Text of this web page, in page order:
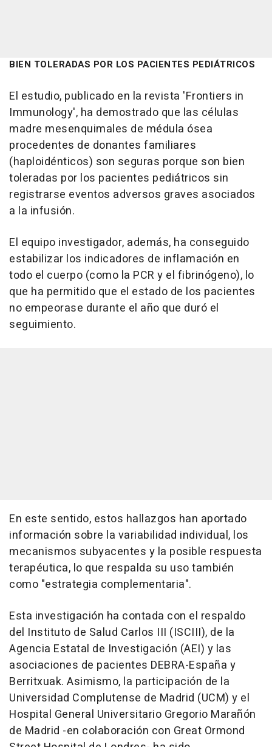
BIEN TOLERADAS POR LOS PACIENTES PEDIÁTRICOS
El estudio, publicado en la revista 'Frontiers in
Immunology', ha demostrado que las células
madre mesenquimales de médula ósea
procedentes de donantes familiares
(haploidénticos) son seguras porque son bien
toleradas por los pacientes pediátricos sin
registrarse eventos adversos graves asociados
a la infusión.
El equipo investigador, además, ha conseguido
estabilizar los indicadores de inflamación en
todo el cuerpo (como la PCR y el fibrinógeno), lo
que ha permitido que el estado de los pacientes
no empeorase durante el año que duró el
seguimiento.
En este sentido, estos hallazgos han aportado
información sobre la variabilidad individual, los
mecanismos subyacentes y la posible respuesta
terapéutica, lo que respalda su uso también
como "estrategia complementaria".
Esta investigación ha contada con el respaldo
del Instituto de Salud Carlos III (ISCIII), de la
Agencia Estatal de Investigación (AEI) y las
asociaciones de pacientes DEBRA-España y
Berritxuak. Asimismo, la participación de la
Universidad Complutense de Madrid (UCM) y el
Hospital General Universitario Gregorio Marañón
de Madrid -en colaboración con Great Ormond